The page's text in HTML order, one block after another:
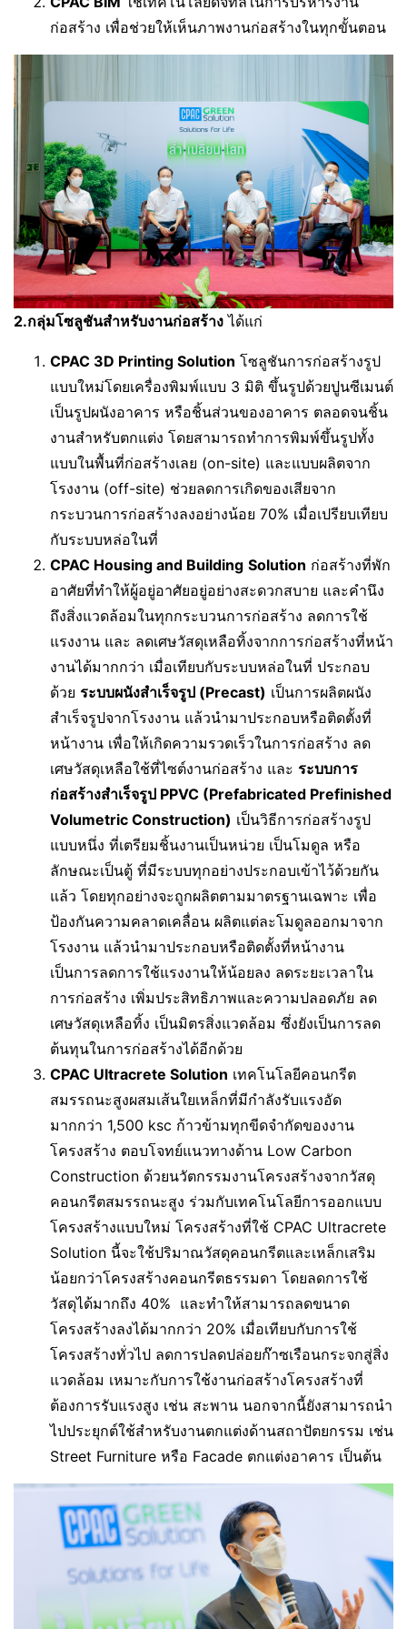
ก่อสร้าง เพื่อช่วยให้เห็นภาพงานก่อสร้างในทุกขั้นตอน
2.กลุ่มโซลูชันสำหรับงานก่อสร้าง ได้แก่
CPAC 3D Printing Solution โซลูชันการก่อสร้างรูป
แบบใหม่โดยเครื่องพิมพ์แบบ 3 มิติ ขึ้นรูปด้วยปูนซีเมนต์
เป็นรูปผนังอาคาร หรือชิ้นส่วนของอาคาร ตลอดจนชิ้น
งานสำหรับตกแต่ง โดยสามารถทำการพิมพ์ขึ้นรูปทั้ง
แบบในพื้นที่ก่อสร้างเลย (on-site) และแบบผลิตจาก
โรงงาน (off-site) ช่วยลดการเกิดของเสียจาก
กระบวนการก่อสร้างลงอย่างน้อย 70% เมื่อเปรียบเทียบ
กับระบบหล่อในที่
CPAC Housing and Building Solution ก่อสร้างที่พัก
อาศัยที่ทำให้ผู้อยู่อาศัยอยู่อย่างสะดวกสบาย และคำนึง
ถึงสิ่งแวดล้อมในทุกกระบวนการก่อสร้าง ลดการใช้
แรงงาน และ ลดเศษวัสดุเหลือทิ้งจากการก่อสร้างที่หน้า
งานได้มากกว่า เมื่อเทียบกับระบบหล่อในที่ ประกอบ
ด้วย ระบบผนังสำเร็จรูป (Precast) เป็นการผลิตผนัง
สำเร็จรูปจากโรงงาน แล้วนำมาประกอบหรือติดตั้งที่
หน้างาน เพื่อให้เกิดความรวดเร็วในการก่อสร้าง ลด
เศษวัสดุเหลือใช้ที่ไซต์งานก่อสร้าง และ ระบบการ
ก่อสร้างสำเร็จรูป PPVC (Prefabricated Prefinished
Volumetric Construction) เป็นวิธีการก่อสร้างรูป
แบบหนึ่ง ที่เตรียมชิ้นงานเป็นหน่วย เป็นโมดูล หรือ
ลักษณะเป็นตู้ ที่มีระบบทุกอย่างประกอบเข้าไว้ด้วยกัน
แล้ว โดยทุกอย่างจะถูกผลิตตามมาตรฐานเฉพาะ เพื่อ
ป้องกันความคลาดเคลื่อน ผลิตแต่ละโมดูลออกมาจาก
โรงงาน แล้วนำมาประกอบหรือติดตั้งที่หน้างาน
เป็นการลดการใช้แรงงานให้น้อยลง ลดระยะเวลาใน
การก่อสร้าง เพิ่มประสิทธิภาพและความปลอดภัย ลด
เศษวัสดุเหลือทิ้ง เป็นมิตรสิ่งแวดล้อม ซึ่งยังเป็นการลด
ต้นทุนในการก่อสร้างได้อีกด้วย
CPAC Ultracrete Solution เทคโนโลยีคอนกรีต
สมรรถนะสูงผสมเส้นใยเหล็กที่มีกำลังรับแรงอัด
มากกว่า 1,500 ksc ก้าวข้ามทุกขีดจำกัดของงาน
โครงสร้าง ตอบโจทย์แนวทางด้าน Low Carbon
Construction ด้วยนวัตกรรมงานโครงสร้างจากวัสดุ
คอนกรีตสมรรถนะสูง ร่วมกับเทคโนโลยีการออกแบบ
โครงสร้างแบบใหม่ โครงสร้างที่ใช้ CPAC Ultracrete
Solution นี้จะใช้ปริมาณวัสดุคอนกรีตและเหล็กเสริม
น้อยกว่าโครงสร้างคอนกรีตธรรมดา โดยลดการใช้
วัสดุได้มากถึง 40% และทำให้สามารถลดขนาด
โครงสร้างลงได้มากกว่า 20% เมื่อเทียบกับการใช้
โครงสร้างทั่วไป ลดการปลดปล่อยก๊าซเรือนกระจกสู่สิ่ง
แวดล้อม เหมาะกับการใช้งานก่อสร้างโครงสร้างที่
ต้องการรับแรงสูง เช่น สะพาน นอกจากนี้ยังสามารถนำ
ไปประยุกต์ใช้สำหรับงานตกแต่งด้านสถาปัตยกรรม เช่น
Street Furniture หรือ Facade ตกแต่งอาคาร เป็นต้น